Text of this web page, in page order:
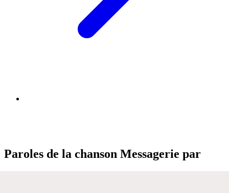
Paroles de la chanson Messagerie par